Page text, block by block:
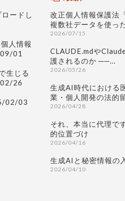
ードし
人情報
01
生じる
26
02/03
改正個人情報保護法
複数社データを使っ
2026/07/15
CLAUDE.mdや
護されるのか ──…
2026/05/26
生成AI時代における
業・個人開発の法的
2026/04/28
それ、本当に代理で
的位置づけ
2026/04/16
生成AIと秘密情報の
2026/04/10